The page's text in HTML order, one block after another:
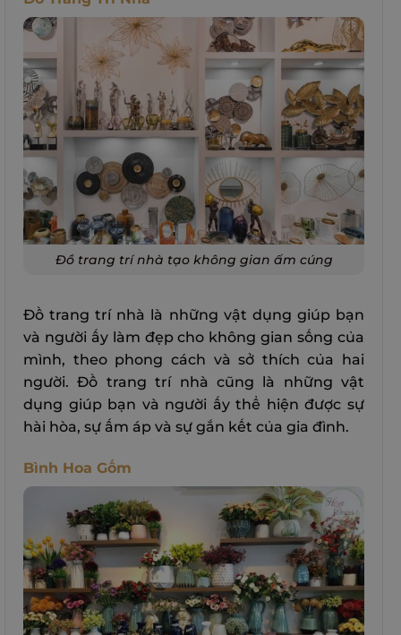
Đồ trang trí nhà tạo không gian ấm cúng
Đồ trang trí nhà là những vật dụng giúp bạn
và người ấy làm đẹp cho không gian sống của
mình, theo phong cách và sở thích của hai
người. Đồ trang trí nhà cũng là những vật
dụng giúp bạn và người ấy thể hiện được sự
hài hòa, sự ấm áp và sự gắn kết của gia đình.
Bình Hoa Gốm